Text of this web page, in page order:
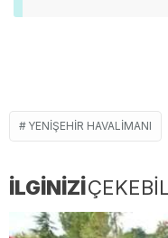
YENIŞEHIR HAVALIMANI
İLGİNİZİ